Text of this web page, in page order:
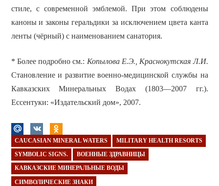
стиле, с современной эмблемой. При этом соблюдены
каноны и законы геральдики за исключением цвета канта
ленты (чёрный) с наименованием санатория.
* Более подробно см.: Копылова Е.Э., Краснокутская Л.И.
Становление и развитие военно-медицинской службы на
Кавказских Минеральных Водах (1803—2007 гг.).
Ессентуки: «Издательский дом», 2007.
CAUCASIAN MINERAL WATERS MILITARY HEALTH RESORTS
SYMBOLIC SIGNS. ВОЕННЫЕ ЗДРАВНИЦЫ
КАВКАЗСКИЕ МИНЕРАЛЬНЫЕ ВОДЫ
СИМВОЛИЧЕСКИЕ ЗНАКИ